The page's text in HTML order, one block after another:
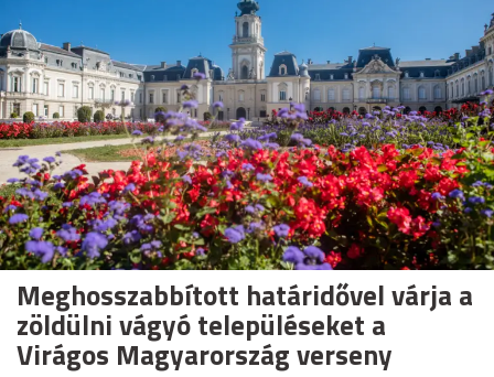
Meghosszabbított határidővel várja a
zöldülni vágyó településeket a
Virágos Magyarország verseny